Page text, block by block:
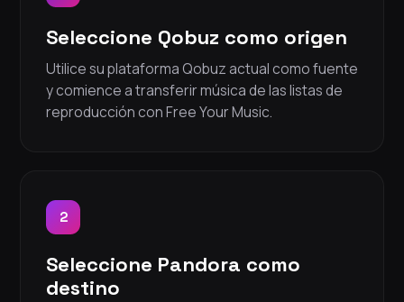
Seleccione Qobuz como origen
Utilice su plataforma Qobuz actual como fuente
y comience a transferir música de las listas de
reproducción con Free Your Music.
2
Seleccione Pandora como
destino